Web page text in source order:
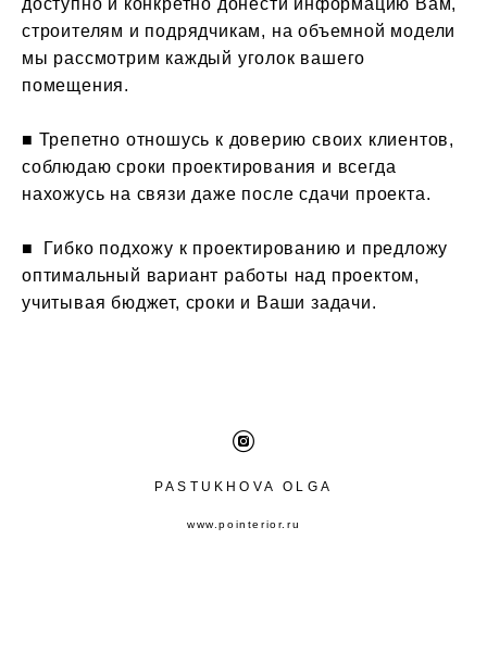
доступно и конкретно донести информацию Вам,
строителям и подрядчикам, на объемной модели
мы рассмотрим каждый уголок вашего
помещения.
■ Трепетно отношусь к доверию своих клиентов,
соблюдаю сроки проектирования и всегда
нахожусь на связи даже после сдачи проекта.
■ Гибко подхожу к проектированию и предложу
оптимальный вариант работы над проектом,
учитывая бюджет, сроки и Ваши задачи.
PASTUKHOVA OLGA
www.pointerior.ru